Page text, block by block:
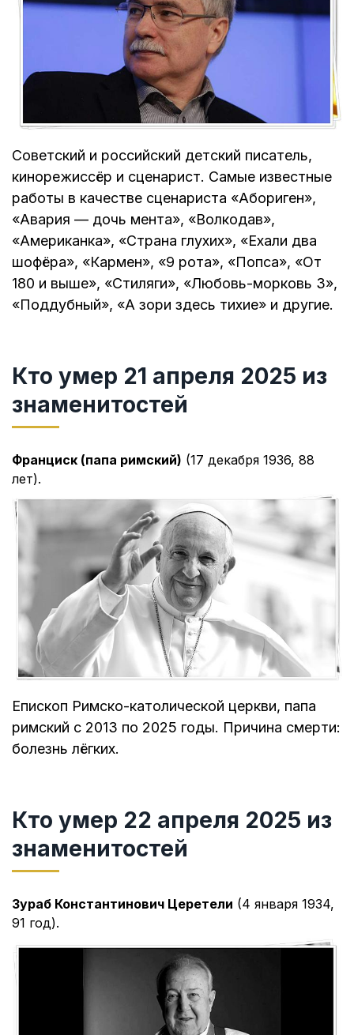
Советский и российский детский писатель,
кинорежиссёр и сценарист. Самые известные
работы в качестве сценариста «Абориген»,
«Авария — дочь мента», «Волкодав»,
«Американка», «Страна глухих», «Ехали два
шофёра», «Кармен», «9 рота», «Попса», «От
180 и выше», «Стиляги», «Любовь-морковь 3»,
«Поддубный», «А зори здесь тихие» и другие.
Кто умер 21 апреля 2025 из
знаменитостей
Франциск (папа римский) (17 декабря 1936, 88
лет).
Епископ Римско-католической церкви, папа
римский с 2013 по 2025 годы. Причина смерти:
болезнь лёгких.
Кто умер 22 апреля 2025 из
знаменитостей
Зураб Константинович Церетели (4 января 1934,
91 год).